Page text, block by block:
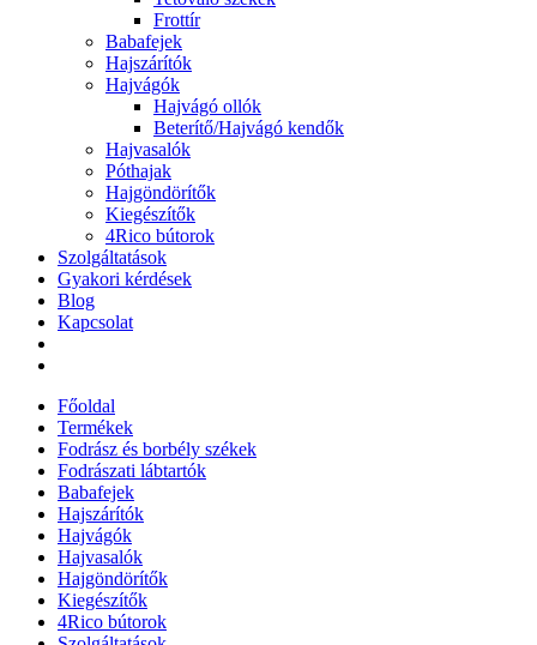
Frottír
Babafejek
Hajszárítók
Hajvágók
Hajvágó ollók
Beterítő/Hajvágó kendők
Hajvasalók
Póthajak
Hajgöndörítők
Kiegészítők
4Rico bútorok
Szolgáltatások
Gyakori kérdések
Blog
Kapcsolat
Főoldal
Termékek
Fodrász és borbély székek
Fodrászati lábtartók
Babafejek
Hajszárítók
Hajvágók
Hajvasalók
Hajgöndörítők
Kiegészítők
4Rico bútorok